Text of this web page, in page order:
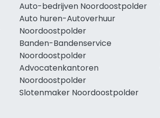
Auto-bedrijven Noordoostpolder
Auto huren-Autoverhuur
Noordoostpolder
Banden-Bandenservice
Noordoostpolder
Advocatenkantoren
Noordoostpolder
Slotenmaker Noordoostpolder